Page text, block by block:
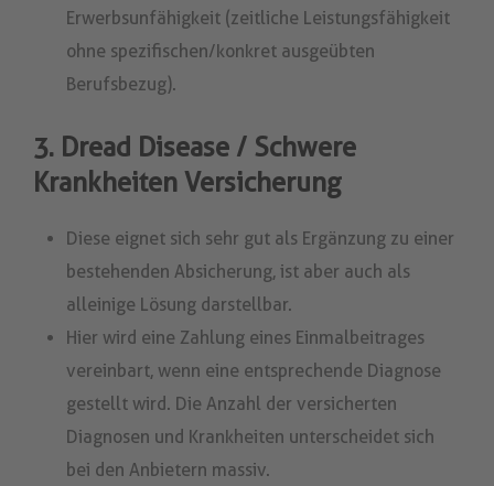
Erwerbsunfähigkeit (zeitliche Leistungsfähigkeit
ohne spezifischen/konkret ausgeübten
Berufsbezug).
3. Dread Disease / Schwere
Krankheiten Versicherung
Diese eignet sich sehr gut als Ergänzung zu einer
bestehenden Absicherung, ist aber auch als
alleinige Lösung darstellbar.
Hier wird eine Zahlung eines Einmalbeitrages
vereinbart, wenn eine entsprechende Diagnose
gestellt wird. Die Anzahl der versicherten
Diagnosen und Krankheiten unterscheidet sich
bei den Anbietern massiv.